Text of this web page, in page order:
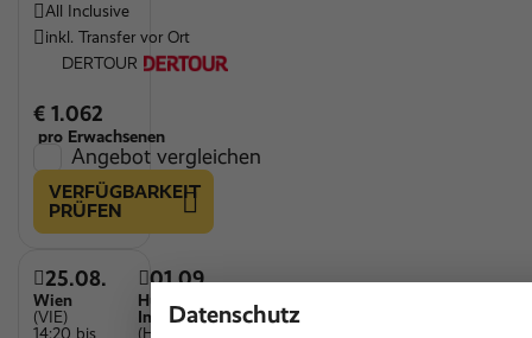
All Inclusive
inkl. Transfer vor Ort
DERTOUR
€ 1.062
pro Erwachsenen
Angebot vergleichen
VERFÜGBARKEIT
PRÜFEN
25.08.
Wien
(VIE)
14:20 bis
01.09.
Hurghada
Int'l
(HRG)
Datenschutz